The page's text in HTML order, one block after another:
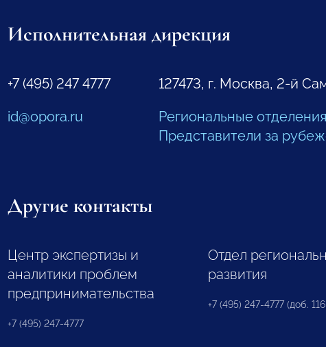
Исполнительная дирекция
+7 (495) 247 4777
id@opora.ru
127473, г. Москва, 2-й
Региональные отделения
Представители за
Другие контакты
Центр экспертизы и
аналитики проблем
предпринимательства
+7 (495) 247-4777
Отдел
развития
+7 (495) 247-4777 (доб.